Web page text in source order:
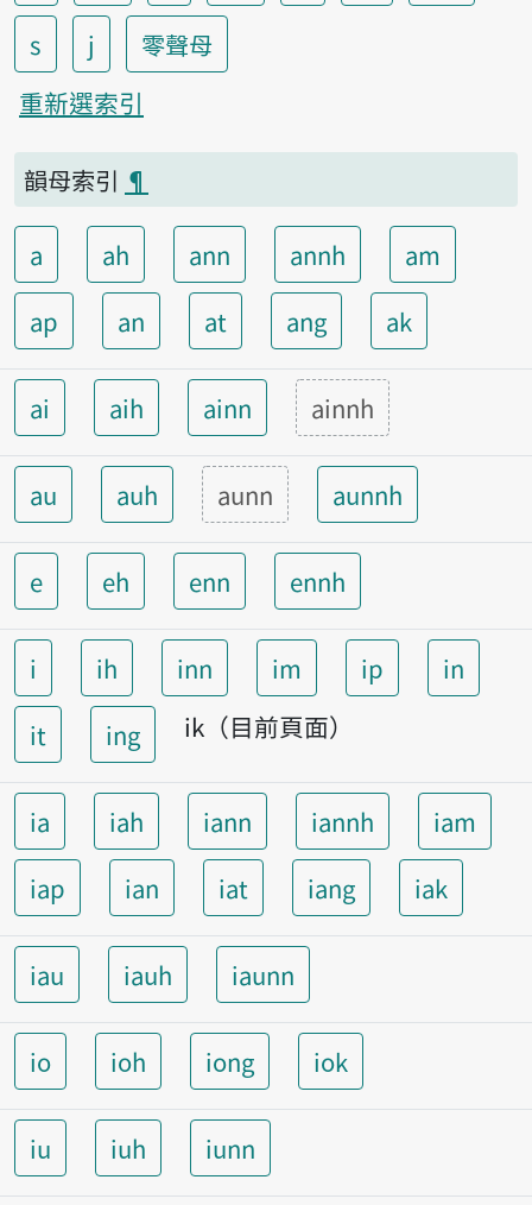
s
j
零聲母
重新選索引
韻母索引 ¶
a ah ann annh
am
ap
an at ang ak
ai aih ainn ainnh
au auh aunn aunnh
e eh enn ennh
i ih inn im ip
in
it
ing ik（目前頁面）
ia iah iann iannh
iam
iap
ian iat iang iak
iau iauh iaunn
io ioh iong iok
iu iuh iunn